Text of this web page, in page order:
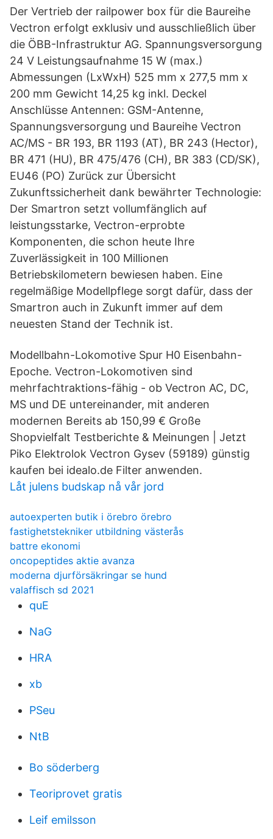
Der Vertrieb der railpower box für die Baureihe
Vectron erfolgt exklusiv und ausschließlich über
die ÖBB-Infrastruktur AG. Spannungsversorgung
24 V Leistungsaufnahme 15 W (max.)
Abmessungen (LxWxH) 525 mm x 277,5 mm x
200 mm Gewicht 14,25 kg inkl. Deckel
Anschlüsse Antennen: GSM-Antenne,
Spannungsversorgung und Baureihe Vectron
AC/MS - BR 193, BR 1193 (AT), BR 243 (Hector),
BR 471 (HU), BR 475/476 (CH), BR 383 (CD/SK),
EU46 (PO) Zurück zur Übersicht
Zukunftssicherheit dank bewährter Technologie:
Der Smartron setzt vollumfänglich auf
leistungsstarke, Vectron-erprobte
Komponenten, die schon heute Ihre
Zuverlässigkeit in 100 Millionen
Betriebskilometern bewiesen haben. Eine
regelmäßige Modellpflege sorgt dafür, dass der
Smartron auch in Zukunft immer auf dem
neuesten Stand der Technik ist.
Modellbahn-Lokomotive Spur H0 Eisenbahn-
Epoche. Vectron-Lokomotiven sind
mehrfachtraktions-fähig - ob Vectron AC, DC,
MS und DE untereinander, mit anderen
modernen Bereits ab 150,99 € Große
Shopvielfalt Testberichte & Meinungen | Jetzt
Piko Elektrolok Vectron Gysev (59189) günstig
kaufen bei idealo.de Filter anwenden.
Låt julens budskap nå vår jord
autoexperten butik i örebro örebro
fastighetstekniker utbildning västerås
battre ekonomi
oncopeptides aktie avanza
moderna djurförsäkringar se hund
valaffisch sd 2021
quE
NaG
HRA
xb
PSeu
NtB
Bo söderberg
Teoriprovet gratis
Leif emilsson